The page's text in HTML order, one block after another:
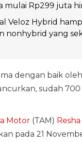
mulai Rp299 juta
Veloz Hybrid
nonhybrid yang
dengan baik
sudah
Motor(TAM)
pada 21